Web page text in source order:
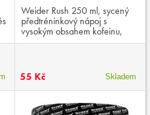
Weider Rush 250 ml, sycený
předtréninkový nápoj s
vysokým obsahem kofeinu,
citrulinu, beta-alaninu, taurinu a
55 Kč
Skladem